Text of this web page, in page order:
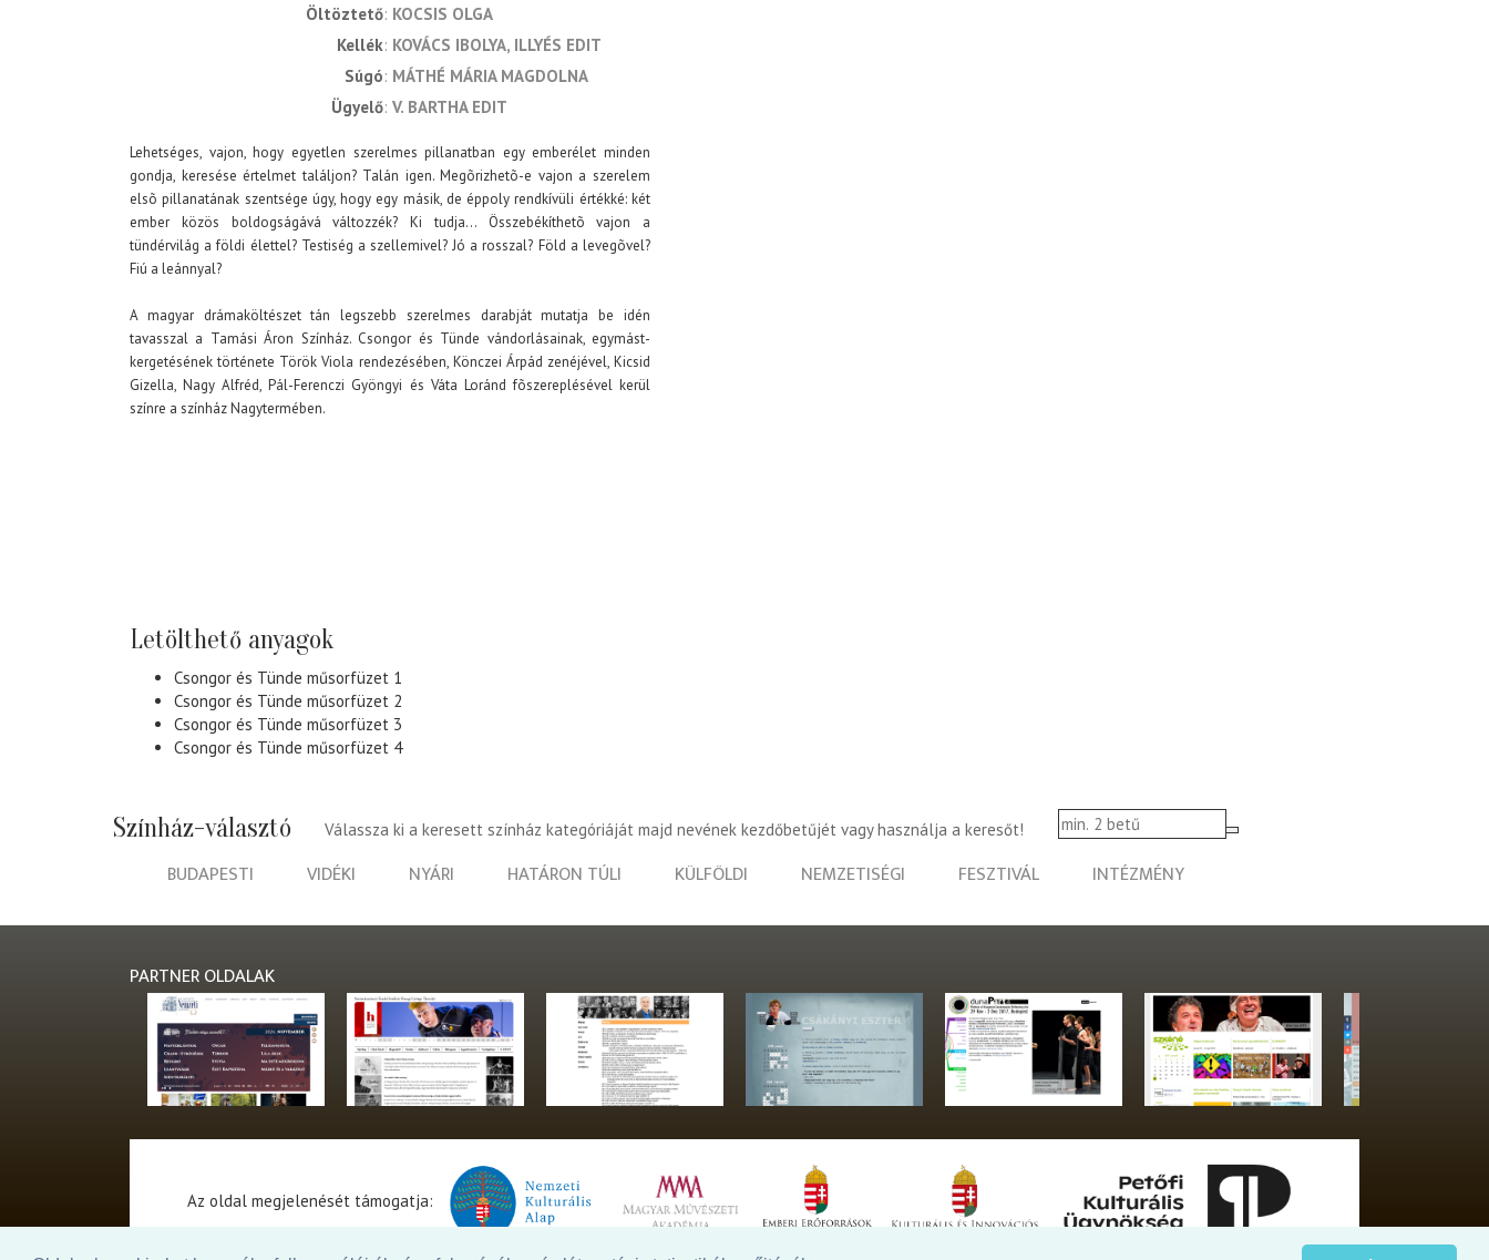
öltöztető KOCSIS OLGA
kellék KOVÁCS IBOLYA ILLYÉS EDIT
súgó MÁTHÉ MÁRIA MAGDOLNA
ügyelő V. BARTHA EDIT
Lehetséges, vajon, hogy egyetlen szerelmes pillanatban egy emberélet minden
gondja, keresése értelmet találjon? Talán igen. Megõrizhetõ-e vajon a szerelem
elsõ pillanatának szentsége úgy, hogy egy másik, de éppoly rendkívüli értékké: két
ember közös boldogságává változzék? Ki tudja... Összebékíthetõ vajon a
tündérvilág a földi élettel? Testiség a szellemivel? Jó a rosszal? Föld a levegõvel?
Fiú a leánnyal?
A magyar drámaköltészet tán legszebb szerelmes darabját mutatja be idén
tavasszal a Tamási Áron Színház. Csongor és Tünde vándorlásainak, egymást-
kergetésének története Török Viola rendezésében, Könczei Árpád zenéjével, Kicsid
Gizella, Nagy Alfréd, Pál-Ferenczi Gyöngyi és Váta Loránd fõszereplésével kerül
színre a színház Nagytermében.
Letölthető anyagok
Csongor és Tünde műsorfüzet 1
Csongor és Tünde műsorfüzet 2
Csongor és Tünde műsorfüzet 3
Csongor és Tünde műsorfüzet 4
Színház-választó Válassza ki a keresett színház kategóriáját majd nevének kezdőbetűjét vagy használja a keresőt!
BUDAPESTI VIDÉKI NYÁRI HATÁRON TÚLI KÜLFÖLDI NEMZETISÉGI FESZTIVÁL INTÉZMÉNY
PARTNER OLDALAK
Az oldal megjelenését támogatja: